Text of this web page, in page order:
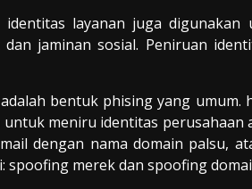
identitas layanan juga
jaminan sosial. Peniruan
bentuk phising yang
meniru identitas perusahaan
dengan nama domain palsu,
spoofing merek dan spoofing